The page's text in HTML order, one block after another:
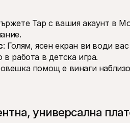
Tap с вашия акаунт в
: Голям, ясен екран ви води
работа в детска игра.
помощ е винаги
универсална